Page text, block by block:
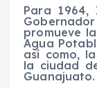
Para 1964,
promueve
Agua
así como,
la ciudad
Guanajuato.